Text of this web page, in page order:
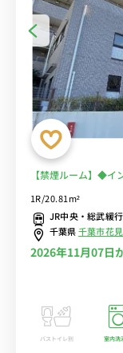
【禁煙ルーム】◆
完備♪人気のデス
利用可/秋葉原・新
「ワイズマート」あり
1R/20.81m²
JR中央・総武緩
千葉県千葉市花
2026年11月07日
バストイレ別 室内洗